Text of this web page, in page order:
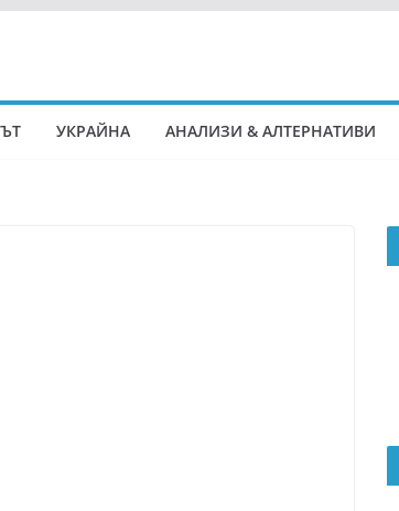
УКРАЙНА АНАЛИЗИ & АЛТЕРНАТИВИ